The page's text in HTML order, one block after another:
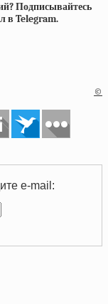
Подписывайтесь
в Telegram.
©
e-mail: